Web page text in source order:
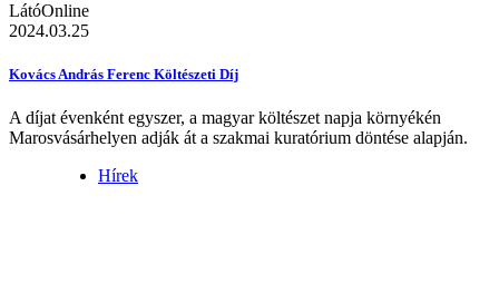
LátóOnline
2024.03.25
Kovács András Ferenc Költészeti Díj
A díjat évenként egyszer, a magyar költészet napja környékén
Marosvásárhelyen adják át a szakmai kuratórium döntése alapján.
Hírek